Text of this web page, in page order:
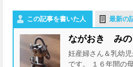
この記事を書いた人 最新の
ながおき みの
妊産婦さん＆乳幼
です。 １６年間の